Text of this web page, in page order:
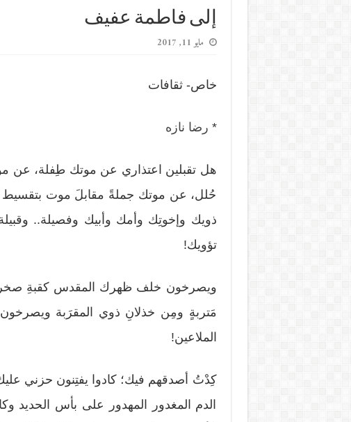
إلى فاطمة عفيف
مايو 11, 2017
خاص- ثقافات
* رضا نازه
هل تقبلين اعتذاري عن موتك طِفلة، عن
حُلل، عن موتك جملةً مقابلَ موت
ذويك وإخوتِك وأمك وأبيك وفصيلة..
تؤويك!
ويصرخون خلف ظهرك المقدس كقبةِ
مَتربةٍ ومِن خذلانِ ذوي المقرَبة
الملاعين!
كِدْتُ أصدقهم فيك؛ كادوا يفتِنون حزني عليك
الدم المغدور المهدور على بأس الحديد